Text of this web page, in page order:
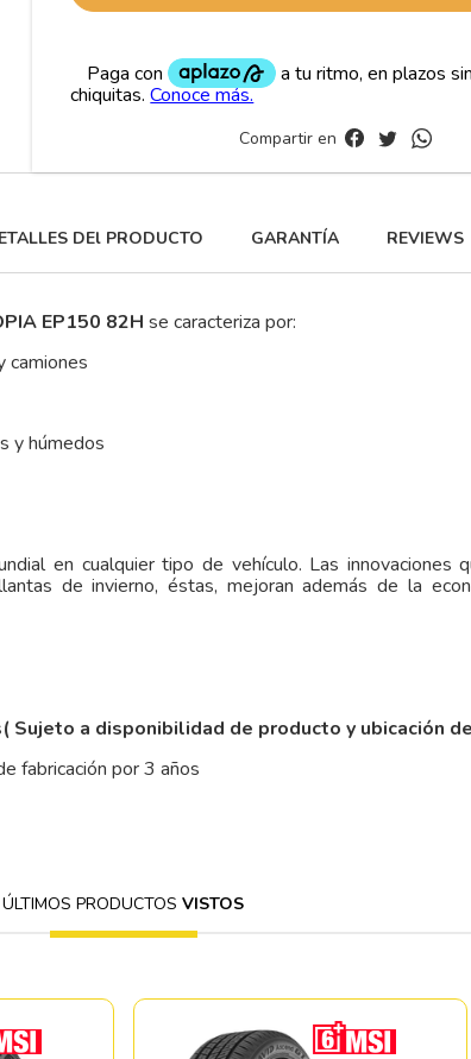
Compartir en
DEl PRODUCTO GARANTÍA REVIEWS
EP150 82H se caracteriza por:
camiones
y húmedos
en cualquier tipo de vehículo. Las innovaciones
de invierno, éstas, mejoran además de la
( Sujeto a disponibilidad de producto y ubicación
fabricación por 3 años
ÚLTIMOS PRODUCTOSVISTOS